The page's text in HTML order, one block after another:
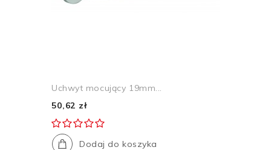
Uchwyt mocujący 19mm...
50,62 zł
Dodaj do koszyka